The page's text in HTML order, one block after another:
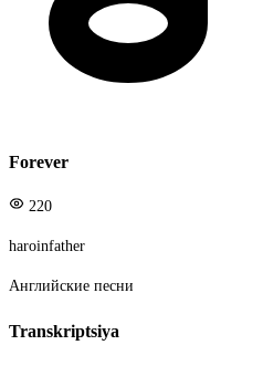
Forever
220
haroinfather
Английские песни
Transkriptsiya